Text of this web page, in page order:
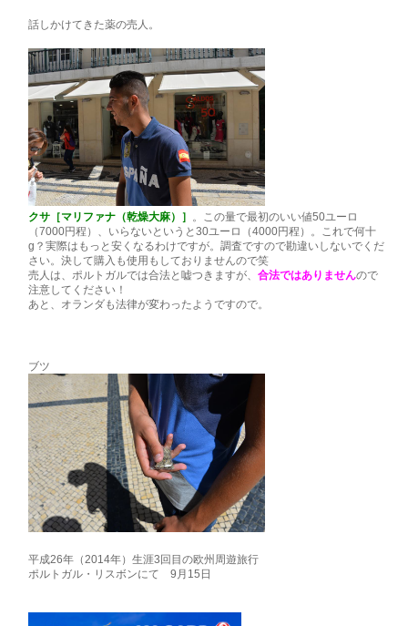
話しかけてきた薬の売人。
クサ［マリファナ（乾燥大麻）］ 。この量で最初のいい値50ユーロ
（7000円程）、いらないというと30ユーロ（4000円程）。これで何十
g？実際はもっと安くなるわけですが。調査ですので勘違いしないでくだ
さい。決して購入も使用もしておりませんので笑
売人は、ポルトガルでは合法と嘘つきますが、合法ではありませんので
注意してください！
あと、オランダも法律が変わったようですので。
ブツ
平成26年（2014年）生涯3回目の欧州周遊旅行
ポルトガル・リスボンにて 9月15日